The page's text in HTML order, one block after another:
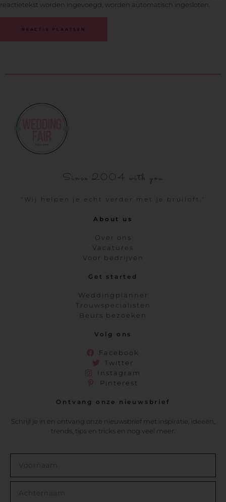
reactietekst worden ingevoegd, worden automatisch ingesloten.
Since 2004 with you
"Wij helpen je echt verder met je bruiloft."
About us
Over ons
Vacatures
Voor bedrijven
Get started
Weddingplanner
Trouwspecialisten
Beurs bezoeken
Volg ons
Facebook
Twitter
Instagram
Pinterest
Ontvang onze nieuwsbrief
Schrijf je in en ontvang onze nieuwsbrief met inspiratie, ideeën,
trends, tips en tricks en nog veel meer.